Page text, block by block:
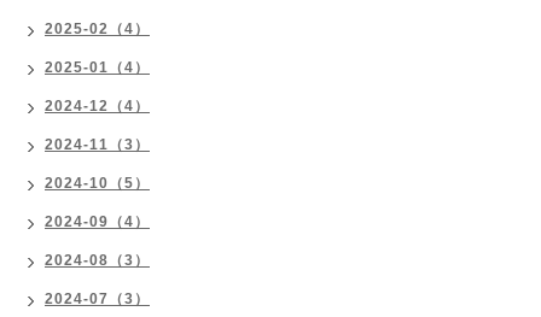
2025-02（4）
2025-01（4）
2024-12（4）
2024-11（3）
2024-10（5）
2024-09（4）
2024-08（3）
2024-07（3）